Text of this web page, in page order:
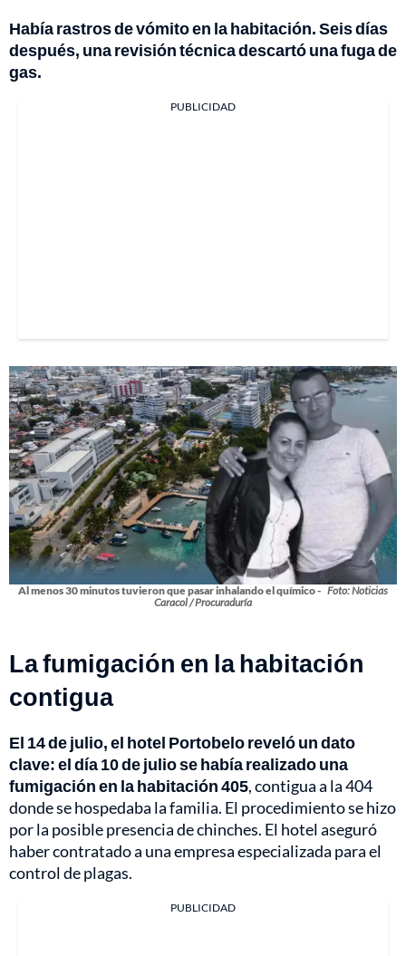
Había rastros de vómito en la habitación. Seis días
después, una revisión técnica descartó una fuga de
gas.
PUBLICIDAD
Al menos 30 minutos tuvieron que pasar inhalando el químico - Foto: Noticias
Caracol / Procuraduría
La fumigación en la habitación
contigua
El 14 de julio, el hotel Portobelo reveló un dato
clave: el día 10 de julio se había realizado una
fumigación en la habitación 405, contigua a la 404
donde se hospedaba la familia. El procedimiento se hizo
por la posible presencia de chinches. El hotel aseguró
haber contratado a una empresa especializada para el
control de plagas.
PUBLICIDAD